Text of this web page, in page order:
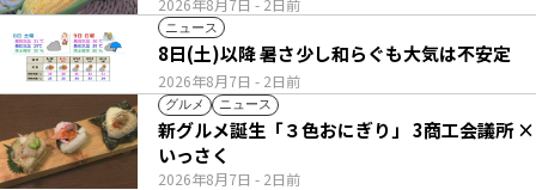
い列
ニュース
2026年8月7日 - 2日前
8日(土)以降 暑さ少し和らぐも大気は不安定
グルメ ニュース
2026年8月7日 - 2日前
新グルメ誕生「３色おにぎり」 3商工会議所 ×
いっさく